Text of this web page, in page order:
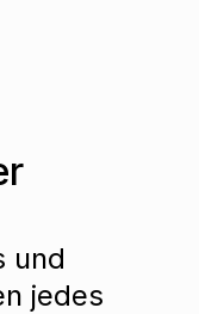
und
jedes